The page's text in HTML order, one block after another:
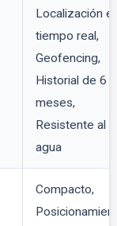
Localización
tiempo real,
Geofencing,
Historial de 6
meses,
Resistente al
agua
Compacto,